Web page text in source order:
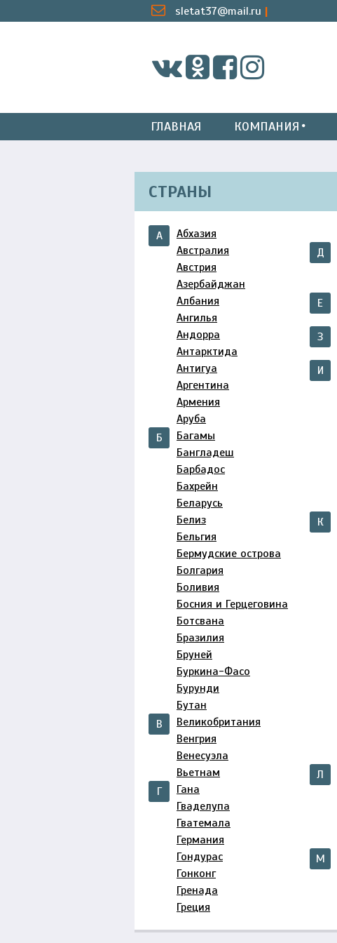
sletat37@mail.ru
ГЛАВНАЯ КОМПАНИЯ
СТРАНЫ
А
Абхазия
Австралия
Австрия
Азербайджан
Албания
Ангилья
Андорра
Антарктида
Антигуа
Аргентина
Армения
Аруба
Б
Багамы
Бангладеш
Барбадос
Бахрейн
Беларусь
Белиз
Бельгия
Бермудские острова
Болгария
Боливия
Босния и Герцеговина
Ботсвана
Бразилия
Бруней
Буркина-Фасо
Бурунди
Бутан
В
Великобритания
Венгрия
Венесуэла
Вьетнам
Г
Гана
Гваделупа
Гватемала
Германия
Гондурас
Гонконг
Гренада
Греция
Д
Е
З
И
К
Л
М